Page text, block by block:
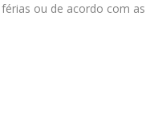
ou de acordo com as